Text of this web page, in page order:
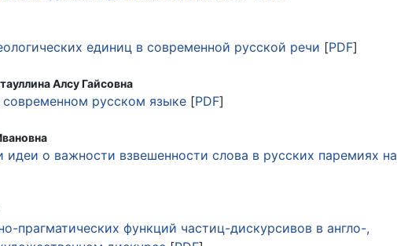
единиц в современной русской речи [PDF]
Алсу Гайсовна
русском языке [PDF]
идеи о важности взвешенности слова в русских паремиях на
прагматических функций частиц-дискурсивов в англо-,